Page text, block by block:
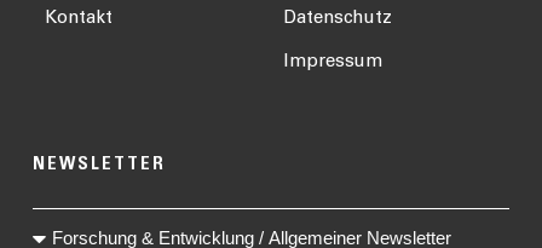
Kontakt Datenschutz
Impressum
NEWSLETTER